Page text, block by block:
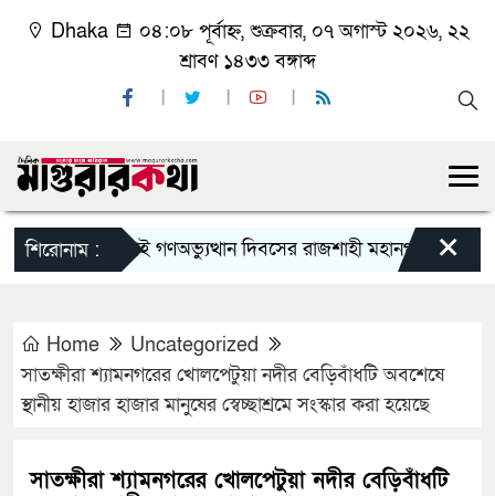
Dhaka
০৪:০৮ পূর্বাহ্ন, শুক্রবার, ০৭ অগাস্ট ২০২৬, ২২
শ্রাবণ ১৪৩৩ বঙ্গাব্দ
শিরোনাম :জুলাই গণঅভ্যুত্থান দিবসের রাজশাহী মহানগর বিএনপির
×
Home
Uncategorized
সাতক্ষীরা শ্যামনগরের খোলপেটুয়া নদীর বেড়িবাঁধটি অবশেষে
স্থানীয় হাজার হাজার মানুষের স্বেচ্ছাশ্রমে সংস্কার করা হয়েছে
সাতক্ষীরা শ্যামনগরের খোলপেটুয়া নদীর বেড়িবাঁধটি